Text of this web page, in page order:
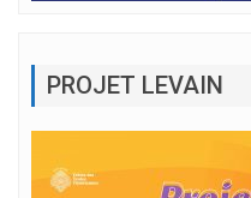
PROJET LEVAIN